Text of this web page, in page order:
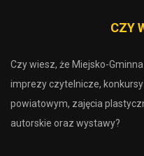
CZY
Czy wiesz, że Miejsko-
imprezy czytelnicze,
powiatowym, zajęcia
autorskie oraz wystawy?